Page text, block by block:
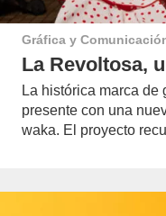
Gráfica y
La Revoltosa,
La histórica marca de
presente con una
waka. El proyecto